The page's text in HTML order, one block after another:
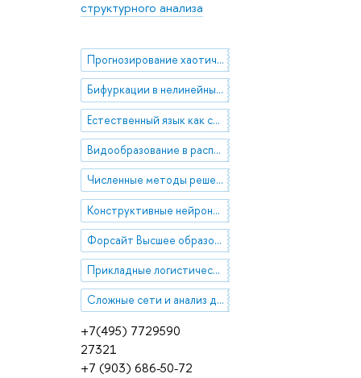
+7(495) 7729590
27321
+7 (903) 686-50-72
структурного анализа
Прогнозирование хаотических временных рядов на много шагов вперёд
Бифуркации в нелинейных краевых задачах для уравнений в частных производных (прямые и обратные задачи)
Естественный язык как самоорганизованно-критичная система
Видообразование в распределённом искусственном интеллекте
Численные методы решения нелинейных краевых задач для уравнений в частных производных
Конструктивные нейронные сети в задачах медицинской статистики
Форсайт Высшее образование
Прикладные логистические системы
Сложные сети и анализ данных